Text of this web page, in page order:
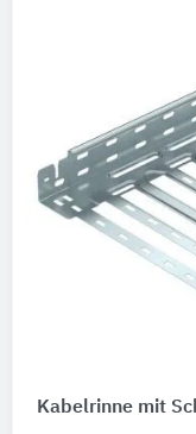
Kabelrinne mit